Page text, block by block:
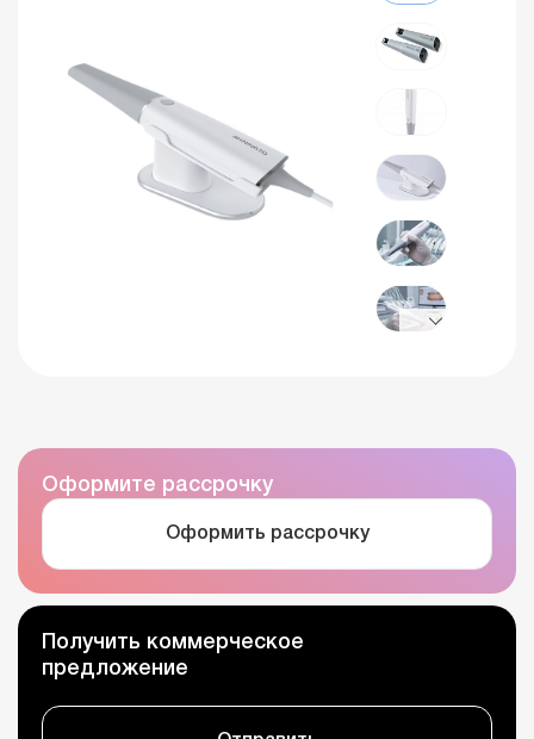
Оформите рассрочку
Оформить рассрочку
Получить коммерческое
предложение